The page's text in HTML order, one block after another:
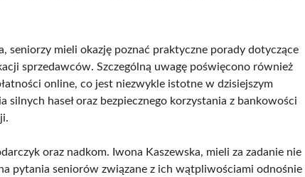
seniorzy mieli okazję poznać praktyczne porady dotyczące
sprzedawców. Szczególną uwagę poświęcono również
online, co jest niezwykle istotne w dzisiejszym
haseł oraz bezpiecznego korzystania z bankowości
oraz nadkom. Iwona Kaszewska, mieli za zadanie nie
pytania seniorów związane z ich wątpliwościami odnośnie